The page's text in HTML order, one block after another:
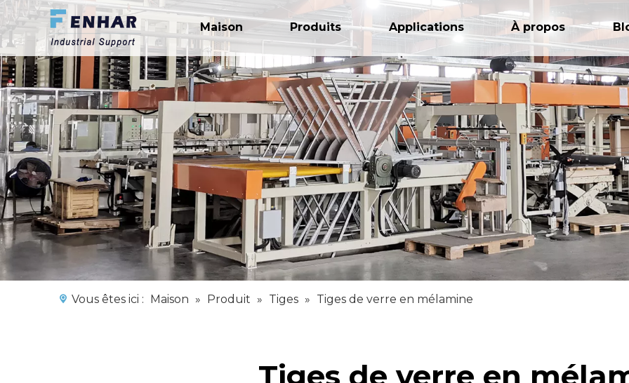
Maison Produits Applications À propos
Vous êtes ici : Maison » Produit » Tiges » Tiges de verre en mélamine